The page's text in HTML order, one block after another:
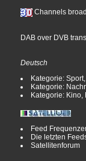
Channels
DAB over DVB
Deutsch
Kategorie:
Kategorie:
Kategorie: Kino,
Feed
Die letzten
Satellitenforum